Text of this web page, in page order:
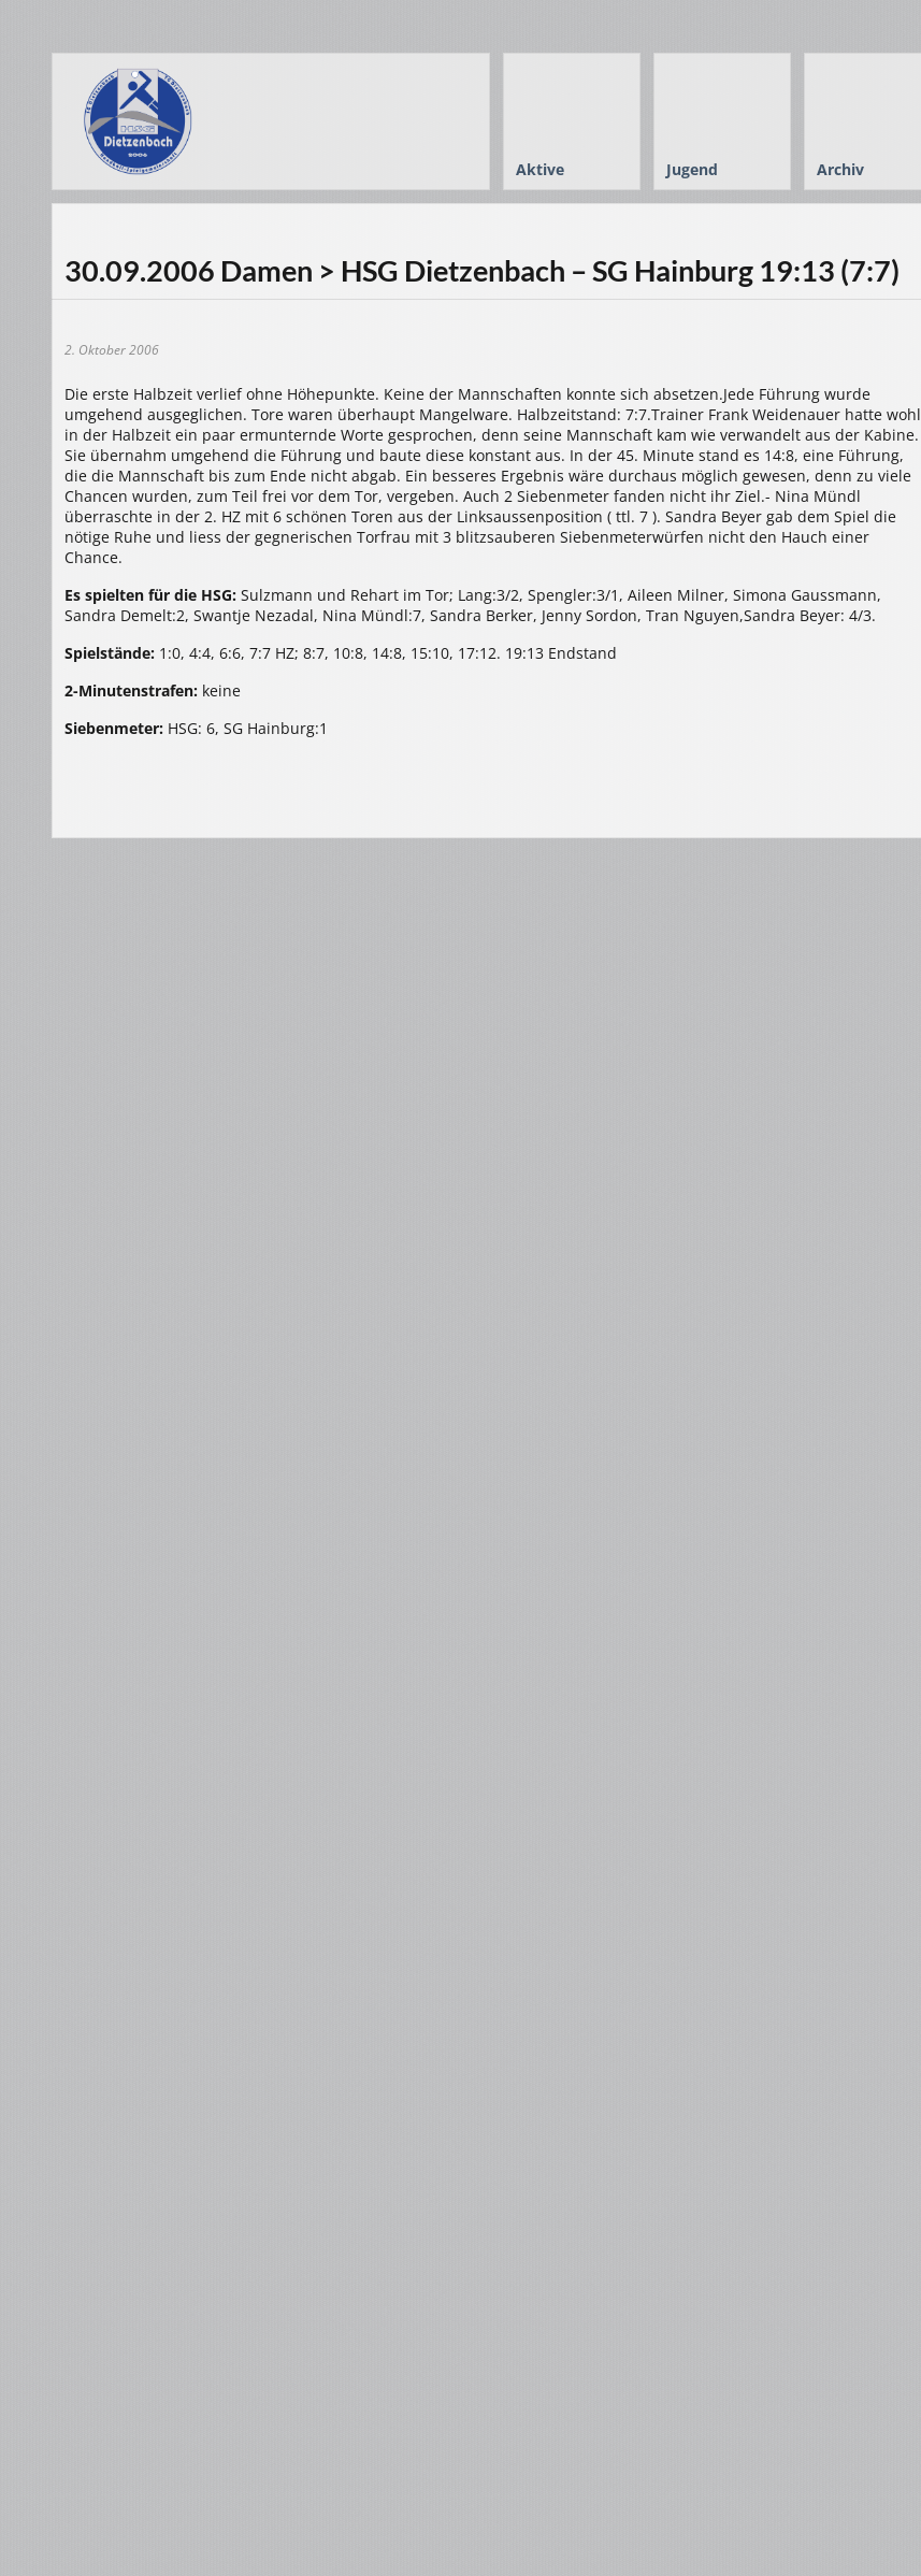
Aktive Jugend Archiv
30.09.2006 Damen > HSG Dietzenbach – SG Hainburg 19:13 (7:7)
2. Oktober 2006
Die erste Halbzeit verlief ohne Höhepunkte. Keine der Mannschaften konnte sich absetzen.Jede Führung wurde
umgehend ausgeglichen. Tore waren überhaupt Mangelware. Halbzeitstand: 7:7.Trainer Frank Weidenauer hatte wohl
in der Halbzeit ein paar ermunternde Worte gesprochen, denn seine Mannschaft kam wie verwandelt aus der Kabine.
Sie übernahm umgehend die Führung und baute diese konstant aus. In der 45. Minute stand es 14:8, eine Führung,
die die Mannschaft bis zum Ende nicht abgab. Ein besseres Ergebnis wäre durchaus möglich gewesen, denn zu viele
Chancen wurden, zum Teil frei vor dem Tor, vergeben. Auch 2 Siebenmeter fanden nicht ihr Ziel.- Nina Mündl
überraschte in der 2. HZ mit 6 schönen Toren aus der Linksaussenposition ( ttl. 7 ). Sandra Beyer gab dem Spiel die
nötige Ruhe und liess der gegnerischen Torfrau mit 3 blitzsauberen Siebenmeterwürfen nicht den Hauch einer
Chance.
Es spielten für die HSG: Sulzmann und Rehart im Tor; Lang:3/2, Spengler:3/1, Aileen Milner, Simona Gaussmann,
Sandra Demelt:2, Swantje Nezadal, Nina Mündl:7, Sandra Berker, Jenny Sordon, Tran Nguyen,Sandra Beyer: 4/3.
Spielstände: 1:0, 4:4, 6:6, 7:7 HZ; 8:7, 10:8, 14:8, 15:10, 17:12. 19:13 Endstand
2-Minutenstrafen: keine
Siebenmeter: HSG: 6, SG Hainburg:1